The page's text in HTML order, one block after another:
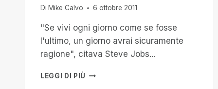
Di Mike Calvo 6 ottobre 2011
"Se vivi ogni giorno come se fosse
l'ultimo, un giorno avrai sicuramente
ragione", citava Steve Jobs...
LEGGI DI PIÙ GRAZIE